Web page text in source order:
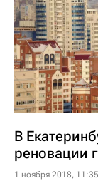
В
реновации
1 ноября 2018, 11:35